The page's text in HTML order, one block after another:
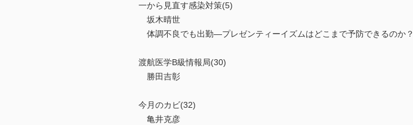
一から見直す感染対策(5)
坂木晴世
体調不良でも出勤―プレゼンティーイズムはどこまで予防できるのか？
渡航医学B級情報局(30)
勝田吉彰
今月のカビ(32)
亀井克彦